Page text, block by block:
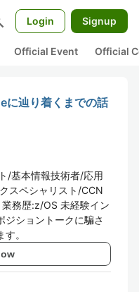
Login Signup
Official Event Official
に辿り着くまでの話
/基本情報技術者/応用
スペシャリスト/CCN
務歴:z/OS 未経験イン
ジショントークに騙さ
。